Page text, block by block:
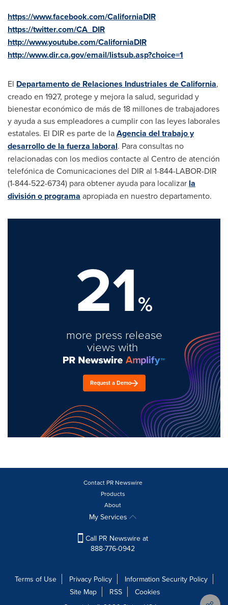
https://www.facebook.com/CaliforniaDIR
https://twitter.com/CA_DIR
http://www.youtube.com/CaliforniaDIR
http://www.dir.ca.gov/email/listsub.asp?choice=1
El Departamento de Relaciones Industriales de California,
creado en 1927, protege y mejora la salud, seguridad y
bienestar económico de más de 18 millones de trabajadores
y ayuda a sus empleadores a cumplir con las leyes laborales
estatales. El DIR es parte de laAgencia del trabajo y
desarrollo de la fuerza laboral. Para consultas no
relacionadas con los medios contacteal Centro deatención
telefónica de Comunicaciones del DIR al 1-844-LABOR-DIR
(1-844-522-6734) para obtener ayuda para localizar la
división o programa apropiada en nuestro departamento.
21%
more press release
views with
Request a Demo
Contact PR Newswire
Products
About
My Services
Call PR Newswire at
888-776-0942
Terms of Use Privacy Policy
Information Security Policy
Site Map
RSS
Cookies